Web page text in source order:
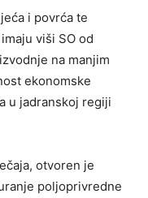
i povrća te
viši SO od
na manjim
ekonomske
u jadranskoj regiji
otvoren je
poljoprivredne